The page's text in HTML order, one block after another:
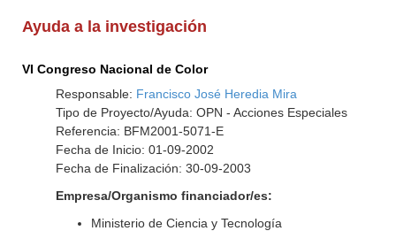
Ayuda a la investigación
VI Congreso Nacional de Color
Responsable: Francisco José Heredia Mira
Tipo de Proyecto/Ayuda: OPN - Acciones Especiales
Referencia: BFM2001-5071-E
Fecha de Inicio: 01-09-2002
Fecha de Finalización: 30-09-2003
Empresa/Organismo financiador/es:
Ministerio de Ciencia y Tecnología